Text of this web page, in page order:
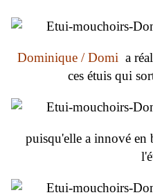
Dominique / Domi a
ces étuis qui
puisqu'elle a innové en